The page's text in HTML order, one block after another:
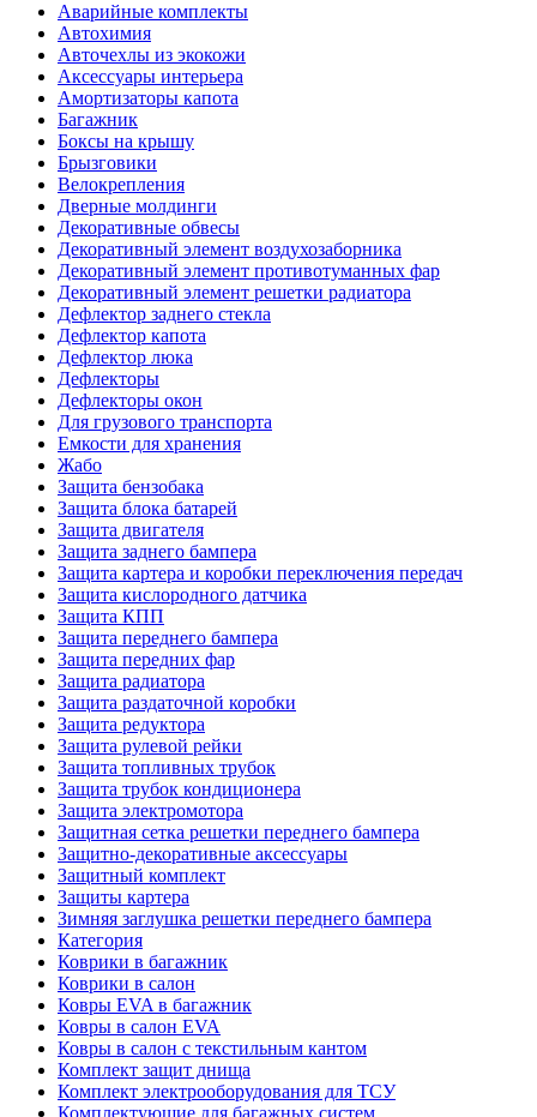
Аварийные комплекты
Автохимия
Авточехлы из экокожи
Аксессуары интерьера
Амортизаторы капота
Багажник
Боксы на крышу
Брызговики
Велокрепления
Дверные молдинги
Декоративные обвесы
Декоративный элемент воздухозаборника
Декоративный элемент противотуманных фар
Декоративный элемент решетки радиатора
Дефлектор заднего стекла
Дефлектор капота
Дефлектор люка
Дефлекторы
Дефлекторы окон
Для грузового транспорта
Емкости для хранения
Жабо
Защита бензобака
Защита блока батарей
Защита двигателя
Защита заднего бампера
Защита картера и коробки переключения передач
Защита кислородного датчика
Защита КПП
Защита переднего бампера
Защита передних фар
Защита радиатора
Защита раздаточной коробки
Защита редуктора
Защита рулевой рейки
Защита топливных трубок
Защита трубок кондиционера
Защита электромотора
Защитная сетка решетки переднего бампера
Защитно-декоративные аксессуары
Защитный комплект
Защиты картера
Зимняя заглушка решетки переднего бампера
Категория
Коврики в багажник
Коврики в салон
Ковры EVA в багажник
Ковры в салон EVA
Ковры в салон с текстильным кантом
Комплект защит днища
Комплект электрооборудования для ТСУ
Комплектующие для багажных систем